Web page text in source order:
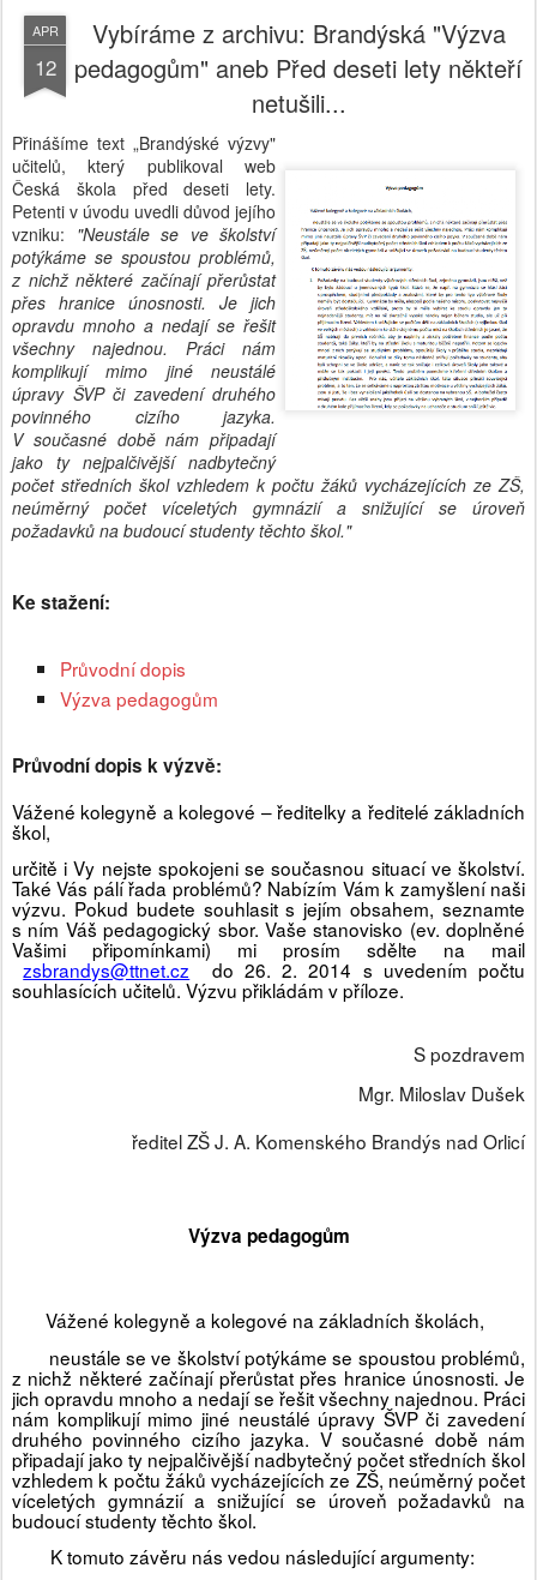
APR
12
Vybíráme z archivu: Brandýská "Výzva
pedagogům" aneb Před deseti lety někteří
netušili...
Přinášíme text „Brandýské výzvy"
učitelů, který publikoval web
Česká škola před deseti lety.
Petenti v úvodu uvedli důvod jejího
vzniku: "Neustále se ve školství
potýkáme se spoustou problémů,
z nichž některé začínají přerůstat
přes hranice únosnosti. Je jich
opravdu mnoho a nedají se řešit
všechny najednou. Práci nám
komplikují mimo jiné neustálé
úpravy ŠVP či zavedení druhého
povinného cizího jazyka.
V současné době nám připadají
jako ty nejpalčivější nadbytečný
počet středních škol vzhledem k počtu žáků vycházejících ze ZŠ,
neúměrný počet víceletých gymnázií a snižující se úroveň
požadavků na budoucí studenty těchto škol."
Ke stažení:
Průvodní dopis
Výzva pedagogům
Průvodní dopis k výzvě:
Vážené kolegyně a kolegové – ředitelky a ředitelé základních
škol,
určitě i Vy nejste spokojeni se současnou situací ve školství.
Také Vás pálí řada problémů? Nabízím Vám k zamyšlení naši
výzvu. Pokud budete souhlasit s jejím obsahem, seznamte
s ním Váš pedagogický sbor. Vaše stanovisko (ev. doplněné
Vašimi připomínkami) mi prosím sdělte na mail
zsbrandys@ttnet.cz do 26. 2. 2014 s uvedením počtu
souhlasících učitelů. Výzvu přikládám v příloze.
S pozdravem
Mgr. Miloslav Dušek
ředitel ZŠ J. A. Komenského Brandýs nad Orlicí
Výzva pedagogům
Vážené kolegyně a kolegové na základních školách,
neustále se ve školství potýkáme se spoustou problémů,
z nichž některé začínají přerůstat přes hranice únosnosti. Je
jich opravdu mnoho a nedají se řešit všechny najednou. Práci
nám komplikují mimo jiné neustálé úpravy ŠVP či zavedení
druhého povinného cizího jazyka. V současné době nám
připadají jako ty nejpalčivější nadbytečný počet středních škol
vzhledem k počtu žáků vycházejících ze ZŠ, neúměrný počet
víceletých gymnázií a snižující se úroveň požadavků na
budoucí studenty těchto škol.
K tomuto závěru nás vedou následující argumenty: